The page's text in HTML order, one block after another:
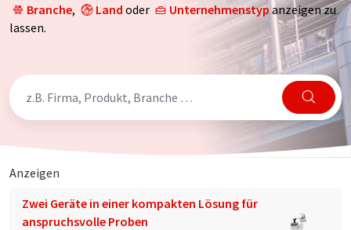
Branche, Land oder Unternehmenstypanzeigen zu
lassen.
Anzeigen
Zwei Geräte in einer kompakten Lösung für
anspruchsvolle Proben